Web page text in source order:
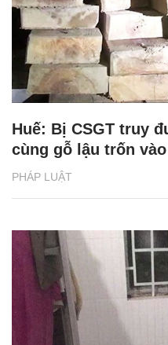
PHÁP LUẬT
Huế: Bị CSGT truy
cùng gỗ lậu trốn